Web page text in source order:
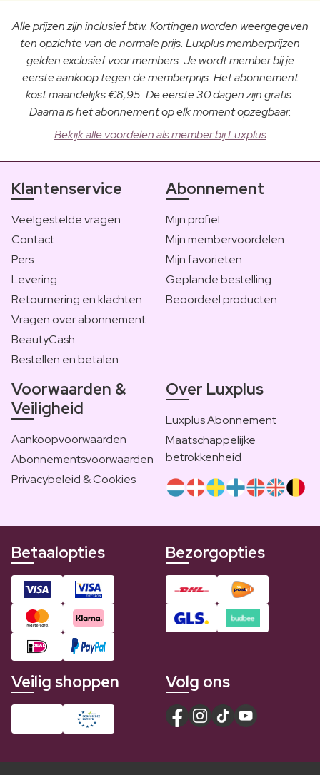
Alle prijzen zijn inclusief btw. Kortingen worden weergegeven
ten opzichte van de normale prijs. Luxplus memberprijzen
gelden exclusief voor members. Je wordt member bij je
eerste aankoop tegen de memberprijs. Het abonnement
kost maandelijks €8,95. De eerste 30 dagen zijn gratis.
Daarna is het abonnement op elk moment opzegbaar.
Bekijk alle voordelen als member bij Luxplus
Klantenservice
Veelgestelde vragen
Contact
Pers
Levering
Retournering en klachten
Vragen over abonnement
BeautyCash
Bestellen en betalen
Abonnement
Mijn profiel
Mijn membervoordelen
Mijn favorieten
Geplande bestelling
Beoordeel producten
Voorwaarden &
Veiligheid
Aankoopvoorwaarden
Abonnementsvoorwaarden
Privacybeleid & Cookies
Over Luxplus
Luxplus Abonnement
Maatschappelijke
betrokkenheid
Betaalopties Bezorgopties
Veilig shoppen Volg ons